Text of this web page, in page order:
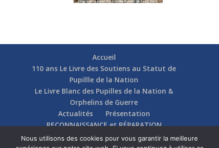
Accueil
110 ans Le Livre des Soutiens au Statut de
Pupillle de la Nation
Le Livre Blanc des Pupilles de la Nation &
Orphelins de Guerre
Actualités
Présentation
RECONNAISSANCE et RÉPARATION
Nos soutiens
Fédérations
Actions
Nous utilisons des cookies pour vous garantir la meilleure